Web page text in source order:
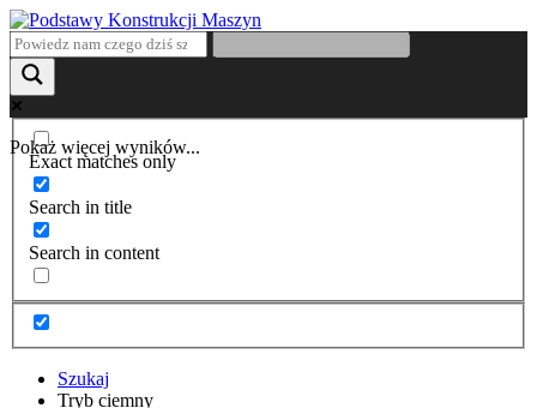
Pokaż więcej wyników...
Exact matches only
Search in title
Search in content
Szukaj
Tryb ciemny